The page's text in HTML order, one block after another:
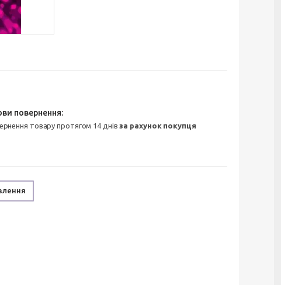
товару протягом 14 днівза рахунок покупця